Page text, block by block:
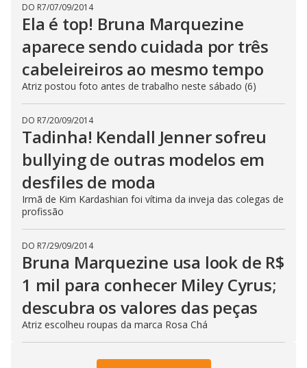
DO R7/07/09/2014
Ela é top! Bruna Marquezine
aparece sendo cuidada por três
cabeleireiros ao mesmo tempo
Atriz postou foto antes de trabalho neste sábado (6)
DO R7/20/09/2014
Tadinha! Kendall Jenner sofreu
bullying de outras modelos em
desfiles de moda
Irmã de Kim Kardashian foi vítima da inveja das colegas de
profissão
DO R7/29/09/2014
Bruna Marquezine usa look de R$
1 mil para conhecer Miley Cyrus;
descubra os valores das peças
Atriz escolheu roupas da marca Rosa Chá